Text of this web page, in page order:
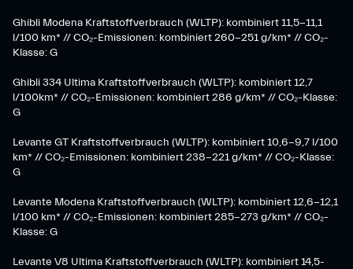
Ghibli Modena Kraftstoffverbrauch (WLTP): kombiniert 11,5-11,1
l/100 km* // CO₂-Emissionen: kombiniert 260-251 g/km*​ // CO₂-
Klasse: G​
Ghibli 334 Ultima Kraftstoffverbrauch (WLTP): kombiniert 12,7
l/100km* // CO₂-Emissionen: kombiniert 286 g/km* // CO₂-Klasse:
G
Levante GT Kraftstoffverbrauch (WLTP): kombiniert 10,6-9,7 l/100
km* // CO₂-Emissionen: kombiniert 238-221 g/km* ​// CO₂-Klasse:
G​
Levante Modena Kraftstoffverbrauch (WLTP): kombiniert 12,6-12,1
l/100 km* // CO₂-Emissionen: kombiniert 285-273 g/km*​ // CO₂-
Klasse: G
​Levante V8 Ultima Kraftstoffverbrauch (WLTP): kombiniert 14,5-